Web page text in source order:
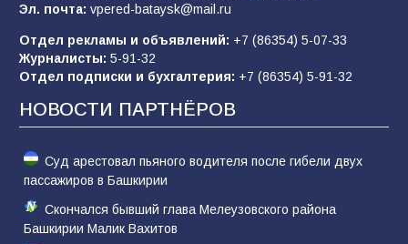
81 02.08.2026
Морской квест в детском саду: как
воспитанники спасали Нептуна
74 01.08.2026
Эл. почта: vpered-bataysk@mail.ru
Отдел рекламы и объявлений: +7 (86354) 5-07-33
Журналисты: 5-91-32
Отдел подписки и бухгалтерия: +7 (86354) 5-91-32
НОВОСТИ ПАРТНЁРОВ
Суд арестовал пьяного водителя после гибели двух
пассажиров в Башкирии
Скончался бывший глава Мелеузовского района
Башкирии Малик Вахитов